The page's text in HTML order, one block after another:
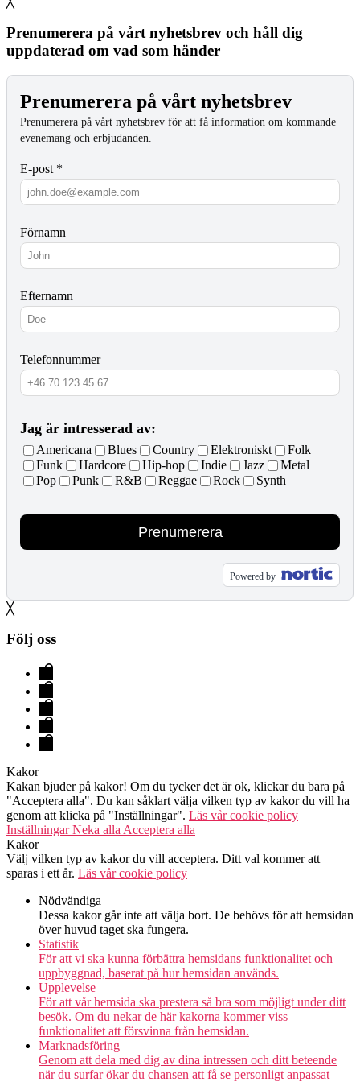
Prenumerera på vårt nyhetsbrev och håll dig
uppdaterad om vad som händer
Prenumerera på vårt nyhetsbrev
Prenumerera på vårt nyhetsbrev för att få information om kommande
evenemang och erbjudanden.
E-post *
Förnamn
Efternamn
Telefonnummer
Jag är intresserad av:
Americana Blues Country Elektroniskt
Folk
Funk
Hardcore Hip-hop Indie Jazz
Metal
Pop
Punk R&B Reggae Rock Synth
Prenumerera
Powered by
╳
Följ oss
Evenemang
&
Biljetter
Hallen
Lokaler
FAQ
Kontakt
Kakor
Kakan bjuder på kakor! Om du tycker det är ok, klickar du bara på
"Acceptera alla". Du kan såklart välja vilken typ av kakor du vill ha
genom att klicka på "Inställningar". Läs vår cookie policy
InställningarNeka alla Acceptera alla
Kakor
Välj vilken typ av kakor du vill acceptera. Ditt val kommer att
sparas i ett år. Läs vår cookie policy
Nödvändiga
Dessa kakor går inte att välja bort. De behövs för att hemsidan
över huvud taget ska fungera.
Statistik
För att vi ska kunna förbättra hemsidans funktionalitet och
uppbyggnad, baserat på hur hemsidan används.
Upplevelse
För att vår hemsida ska prestera så bra som möjligt under ditt
besök. Om du nekar de här kakorna kommer viss
funktionalitet att försvinna från hemsidan.
Marknadsföring
Genom att dela med dig av dina intressen och ditt beteende
när du surfar ökar du chansen att få se personligt anpassat